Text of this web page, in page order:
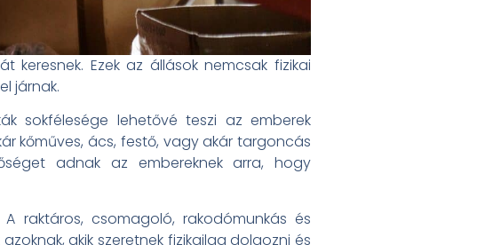
keresnek. Ezek az állások nemcsak fizikai
járnak.
sokfélesége lehetővé teszi az emberek
kőműves, ács, festő, vagy akár targoncás
adnak az embereknek arra, hogy
raktáros, csomagoló, rakodómunkás és
akik szeretnek fizikailag dolgozni és